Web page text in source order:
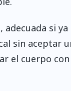
, adecuada si
sin aceptar
el cuerpo